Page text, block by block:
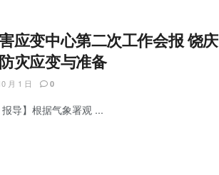
应变中心第二次工作会报 饶庆
灾应变与准备
月 1 日 0
报导】根据气象署观 ...